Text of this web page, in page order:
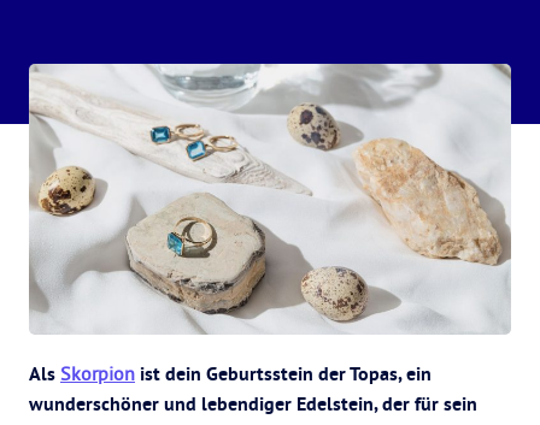
Als Skorpion ist dein Geburtsstein der Topas, ein
wunderschöner und lebendiger Edelstein, der für sein